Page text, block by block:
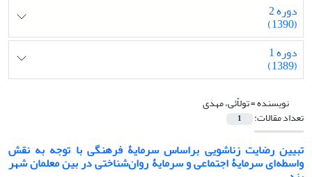
دوره 2
(1390)
دوره 1
(1389)
نویسنده =تولاّئی، مهدی
تعداد مقالات: 1
تبیین رضایت زناشویی براساس سرمایۀ فرهنگی با توجه به نقش
واسطه‌ای سرمایۀ اجتماعی و سرمایۀ روان‌شناختی در بین معلمان شهر